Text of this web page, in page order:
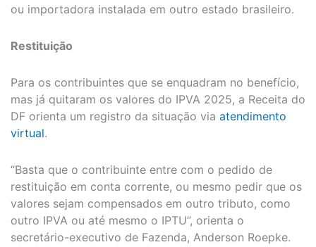
ou importadora instalada em outro estado brasileiro.
Restituição
Para os contribuintes que se enquadram no benefício,
mas já quitaram os valores do IPVA 2025, a Receita do
DF orienta um registro da situação via atendimento
virtual.
“Basta que o contribuinte entre com o pedido de
restituição em conta corrente, ou mesmo pedir que os
valores sejam compensados em outro tributo, como
outro IPVA ou até mesmo o IPTU”, orienta o
secretário-executivo de Fazenda, Anderson Roepke.